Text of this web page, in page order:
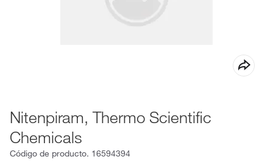
Nitenpiram, Thermo Scientific
Chemicals
Código de producto. 16594394